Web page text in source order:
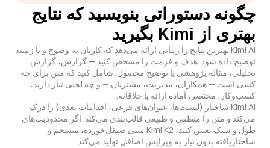
چگونه دستوراتی بنویسید که نتایج
بهتری از Kimi بگیرید
Kimi AI بهترین نتایج را زمانی ارائه می‌دهد که کارتان به وضوح و با زمینه
توضیح داده شود. هدف و فرمت را مشخص کنید — گزارش، گزارش
تحلیلی، مقاله پژوهشی یا توضیح محصول. شامل کنید که متن برای چه
کسی است — همکاران، مدیریت، مشتریان — و چه لحنی نیاز دارید:
Kimi AI ساختار (لیست‌ها، عنوان‌های فرعی، اقدامات بعدی) را درک
می‌کند و متن را منطقی و طبیعی قالب‌بندی می‌کند. اگر محدودیت‌های
طول و سبک تعیین کنید، Kimi K2 متنی صیقل‌خورده، منسجم و
ساختاریافته بدون نیاز به ویرایش اضافی تولید می‌کند.